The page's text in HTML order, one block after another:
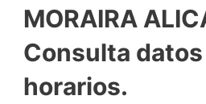
MORAIRA
Consulta
horarios.